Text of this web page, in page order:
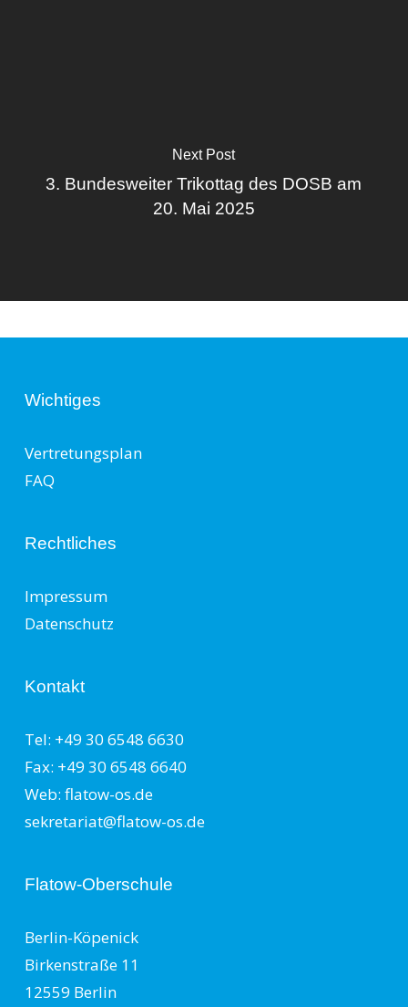
Next Post
3. Bundesweiter Trikottag des DOSB am
20. Mai 2025
Wichtiges
Vertretungsplan
FAQ
Rechtliches
Impressum
Datenschutz
Kontakt
Tel: +49 30 6548 6630
Fax: +49 30 6548 6640
Web: flatow-os.de
sekretariat@flatow-os.de
Flatow-Oberschule
Berlin-Köpenick
Birkenstraße 11
12559 Berlin